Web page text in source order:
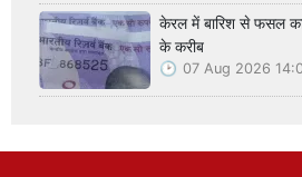
केरल में बारिश से फसल
के करीब
07 Aug 2026